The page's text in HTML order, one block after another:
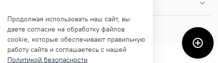
Продолжая использовать наш сайт, вы
даете согласие на обработку файлов
cookie, которые обеспечивают правильную
работу сайта и соглашаетесь с нашей
Политикой безопасности